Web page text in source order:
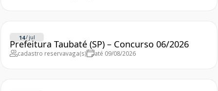
14/ jul
Prefeitura Taubaté (SP) – Concurso 06/2026
cadastro reservavaga(s) até 09/08/2026